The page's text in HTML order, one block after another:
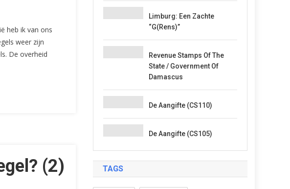
heb ik van ons
weer zijn
De overheid
(2)
Limburg: Een Zachte
“G(rens)”
Revenue Stamps Of The
State / Government Of
Damascus
De Aangifte (CS110)
De Aangifte (CS105)
TAGS